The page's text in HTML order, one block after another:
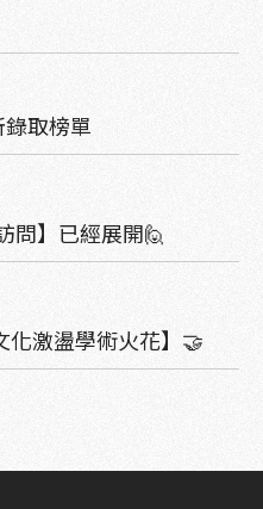
錄取榜單
問】已經展開🙋‍
化激盪學術火花】🤝